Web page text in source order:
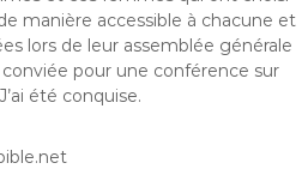
manière accessible à chacune et
lors de leur assemblée générale
conviée pour une conférence sur
été conquise.